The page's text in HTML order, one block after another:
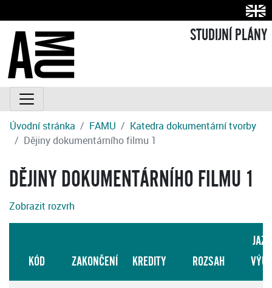
STUDIJNÍ PLÁNY
Úvodní stránka FAMU
Katedra dokumentární tvorby
Dějiny dokumentárního filmu 1
DĚJINY DOKUMENTÁRNÍHO FILMU 1
Zobrazit rozvrh
KÓD ZAKONČENÍ KREDITY ROZSAH